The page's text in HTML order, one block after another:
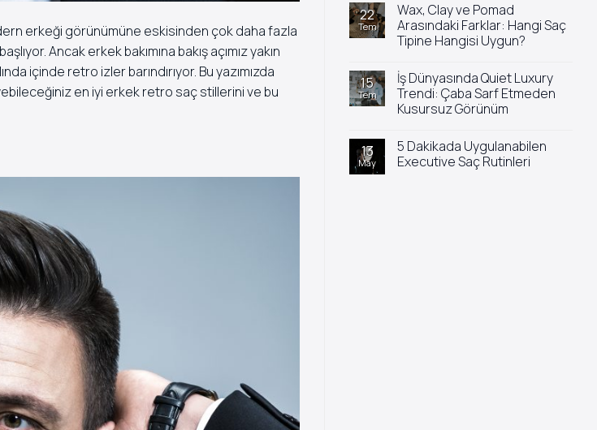
erkeği görünümüne eskisinden çok daha fazla
Ancak erkek bakımına bakış açımız yakın
içinde retro izler barındırıyor. Bu yazımızda
en iyi erkek retro saç stillerini ve bu
Saç
Neden
Şekil
Almaz?
Görülen
7
Neden
ve
Çözüm
22
Tem
Wax, Clay ve Pomad
Arasındaki Farklar: Hangi Saç
Tipine Hangisi Uygun?
yok
Wax,
Clay
ve
Pomad
Hangi
Saç
Tipine
15
Tem
İş Dünyasında Quiet Luxury
Trendi: Çaba Sarf Etmeden
Kusursuz Görünüm
İş
Dünyasında
Quiet
13
May
5 Dakikada Uygulanabilen
Executive Saç Rutinleri